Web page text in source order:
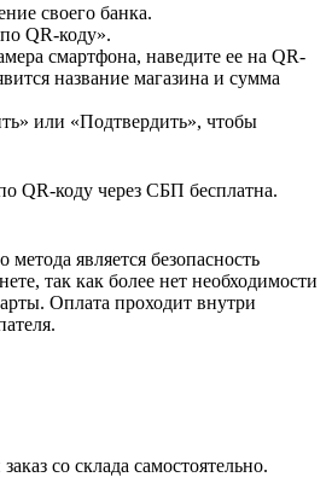
своего банка.
QR-коду».
смартфона, наведите ее на QR-
название магазина и сумма
или «Подтвердить», чтобы
QR-коду через СБП бесплатна.
является безопасность
так как более нет необходимости
Оплата проходит внутри
со склада самостоятельно.